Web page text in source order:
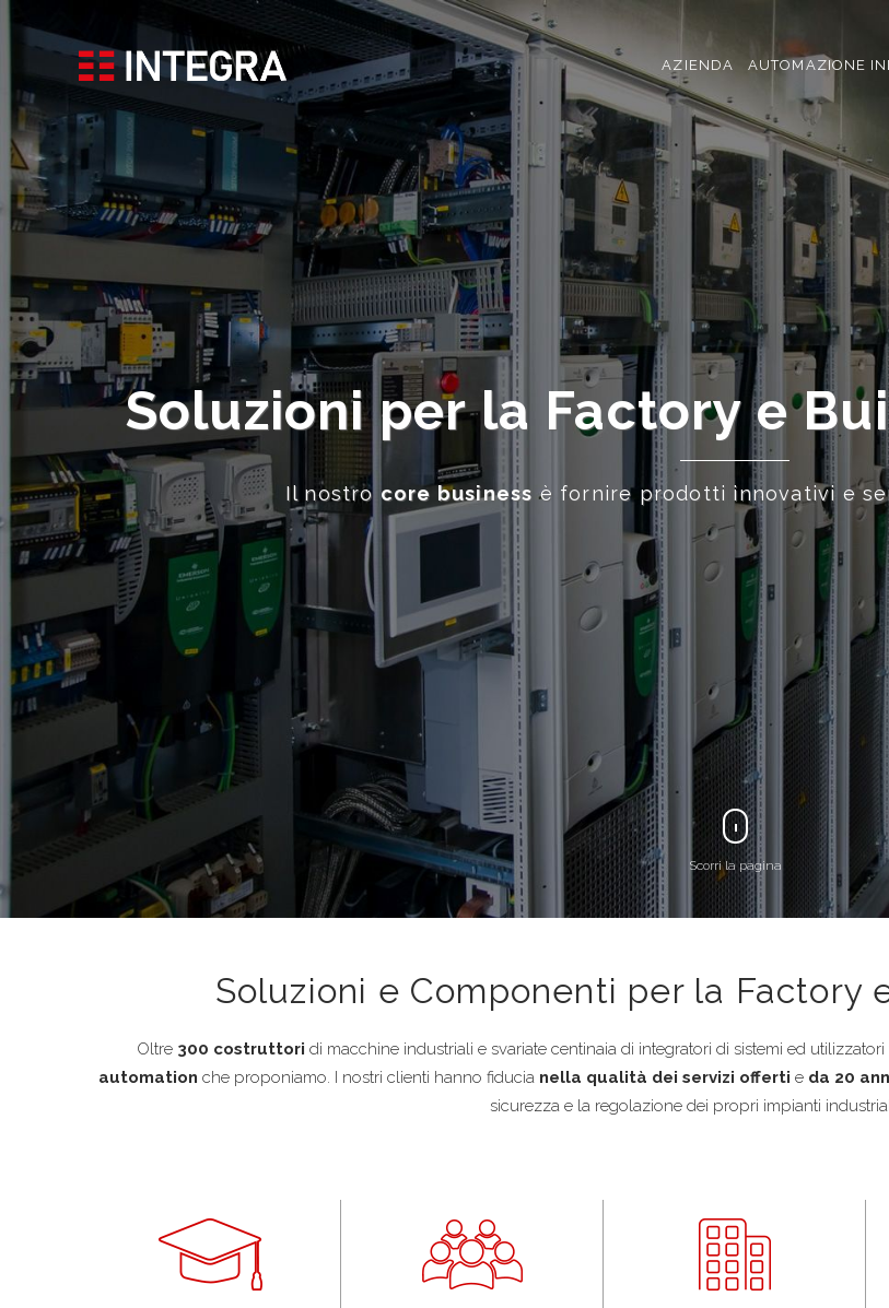
AZIENDA AUTOMAZIONE
Scorri la pagina
aggiunto
Soluzioni
Il nostrocore
Soluzioni e Componenti per la Factory
Oltre 300 costruttori di macchine industriali e svariate centinaia di integratori di sistemi ed
automation che proponiamo. I nostri clienti hanno fiducia nella qualità dei servizi offerti e da 20
sicurezza e la regolazione dei propri impianti